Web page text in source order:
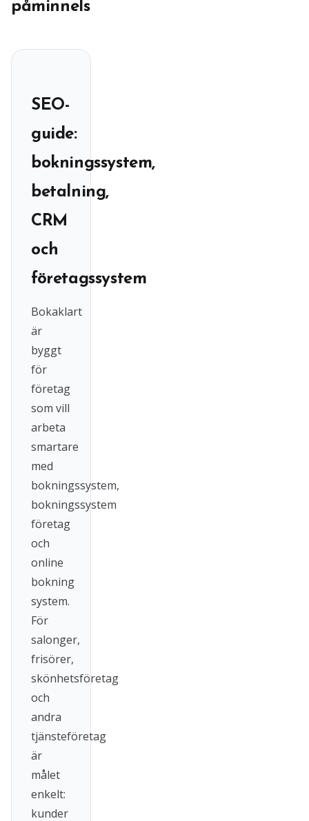
påminnels
SEO-
guide:
bokningssystem,
betalning,
CRM
och
företagssystem
Bokaklart
är
byggt
för
företag
som vill
arbeta
smartare
med
bokningssystem,
bokningssystem
företag
och
online
bokning
system.
För
salonger,
frisörer,
skönhetsföretag
och
andra
tjänsteföretag
är
målet
enkelt:
kunder